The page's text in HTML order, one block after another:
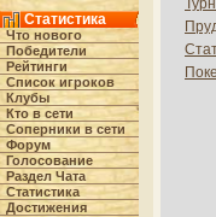
Статистика
Что нового
Победители
Рейтинги
Список игроков
Клубы
Кто в cети
Соперники в сети
Форум
Голосование
Раздел Чата
Статистика
Достижения